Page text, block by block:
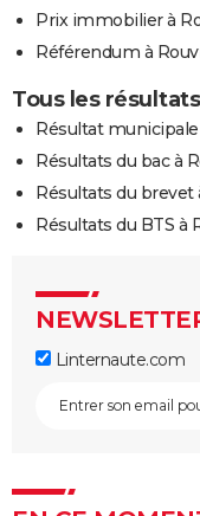
Prix immobilier à
Référendum à
Tous les
Résultat
Résultats du bac à
Résultats du brevet
Résultats du BTS à
Linternaute.com